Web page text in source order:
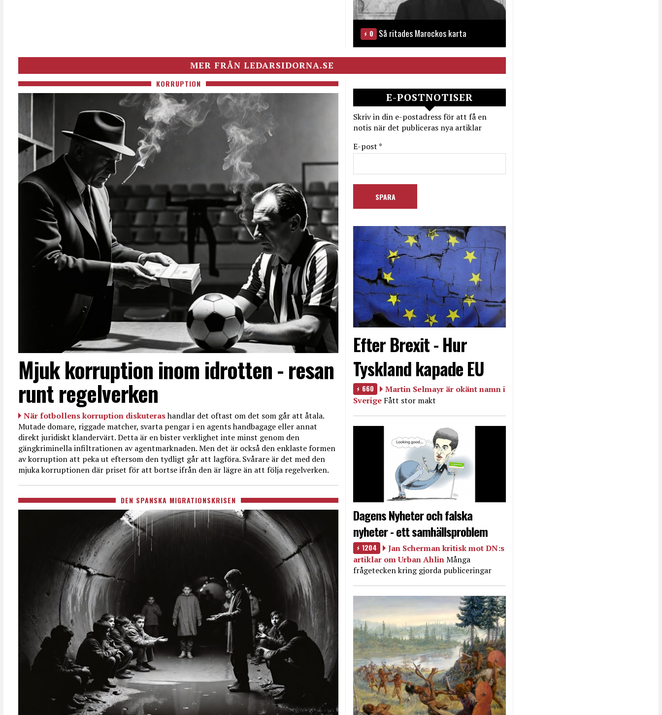
0 Så ritades Marockos karta
MER FRÅN LEDARSIDORNA.SE
KORRUPTION
Mjuk korruption inom idrotten - resan
runt regelverken
När fotbollens korruption diskuterashandlar det oftast om det som går att åtala.
Mutade domare, riggade matcher, svarta pengar i en agents handbagage eller annat
direkt juridiskt klandervärt. Detta är en bister verklighet inte minst genom den
gängkriminella infiltrationen av agentmarknaden. Men det är också den enklaste formen
av korruption att peka ut eftersom den tydligt går att lagföra. Svårare är det med den
mjuka korruptionen där priset för att bortse ifrån den är lägre än att följa regelverken.
DEN SPANSKA MIGRATIONSKRISEN
E-POSTNOTISER
Skriv in din e-postadress för att få en
notis när det publiceras nya artiklar
E-post *
Efter Brexit - Hur
Tyskland kapade EU
660
Martin Selmayr är okänt namn i
Sverige Fått stor makt
Dagens Nyheter och falska
nyheter - ett samhällsproblem
1204
Jan Scherman kritisk mot DN:s
artiklar om Urban AhlinMånga
frågetecken kring gjorda publiceringar